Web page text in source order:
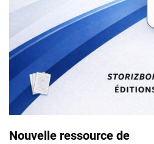
Nouvelle ressource de